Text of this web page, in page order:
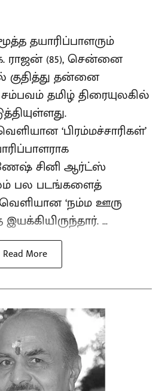
தயாரிப்பாளரும்
ராஜன் (85), சென்னை
தன்னை
தமிழ் திரையுலகில்
‘பிரம்மச்சாரிகள்’
சினி ஆர்ட்ஸ்
பல படங்களைத்
வெளியான ‘நம்ம ஊரு
...
Read More